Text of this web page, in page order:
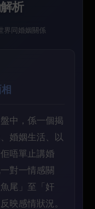
析
界同婚姻關係
中，係一個揭
婚姻生活、以
唔單止講婚
對一情感關
尾」至「奸
映感情狀況。